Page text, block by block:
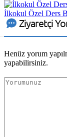
İlkokul Özel Ders
Ziyaretçi
Henüz yorum
yapabilirsiniz.